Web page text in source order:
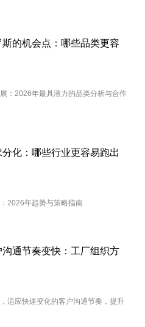
的机会点：哪些品类更容
：2026年最具潜力的品类分析与合作
化：哪些行业更容易跑出
2026年趋势与策略指南
通节奏变快：工厂组织方
适应快速变化的客户沟通节奏，提升